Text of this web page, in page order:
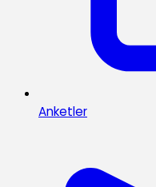
Anketler